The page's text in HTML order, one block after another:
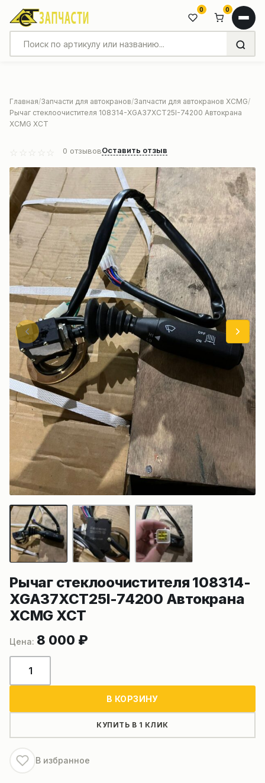
0 0
Главная Запчасти для автокранов Запчасти для автокранов XCMG
Рычаг стеклоочистителя 108314-XGA37XCT25I-74200 Автокрана
XCMG XCT
0 отзывовОставить отзыв
Рычаг стеклоочистителя 108314-
XGA37XCT25I-74200 Автокрана
XCMG XCT
8 000 ₽
товара
XGA37XCT25I-
74200
Автокрана
В КОРЗИНУ
КУПИТЬ В 1 КЛИК
В избранное